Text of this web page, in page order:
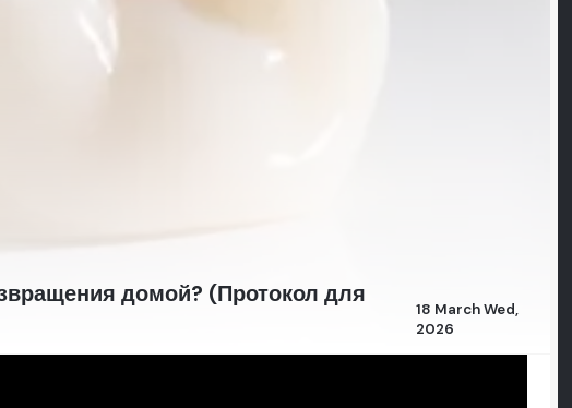
домой? (Протокол для
18 March Wed,
2026